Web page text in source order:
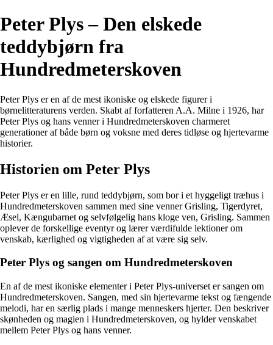
Peter Plys – Den elskede
teddybjørn fra
Hundredmeterskoven
Peter Plys er en af de mest ikoniske og elskede figurer i
børnelitteraturens verden. Skabt af forfatteren A.A. Milne i 1926, har
Peter Plys og hans venner i Hundredmeterskoven charmeret
generationer af både børn og voksne med deres tidløse og hjertevarme
historier.
Historien om Peter Plys
Peter Plys er en lille, rund teddybjørn, som bor i et hyggeligt træhus i
Hundredmeterskoven sammen med sine venner Grisling, Tigerdyret,
Æsel, Kængubarnet og selvfølgelig hans kloge ven, Grisling. Sammen
oplever de forskellige eventyr og lærer værdifulde lektioner om
venskab, kærlighed og vigtigheden af at være sig selv.
Peter Plys og sangen om Hundredmeterskoven
En af de mest ikoniske elementer i Peter Plys-universet er sangen om
Hundredmeterskoven. Sangen, med sin hjertevarme tekst og fængende
melodi, har en særlig plads i mange menneskers hjerter. Den beskriver
skønheden og magien i Hundredmeterskoven, og hylder venskabet
mellem Peter Plys og hans venner.